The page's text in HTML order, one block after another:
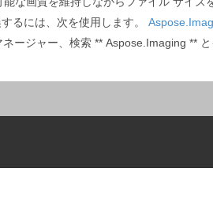
るには、次を使用します。
ージャー、検索 ** Aspose.Imaging ** と